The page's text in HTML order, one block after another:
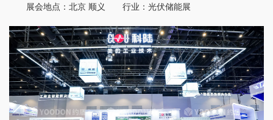
展会地点：北京 顺义       行业：光伏储能展